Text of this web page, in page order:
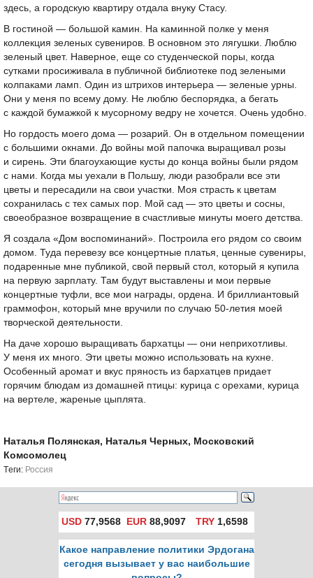
здесь, а городскую квартиру отдала внуку Стасу.
В гостиной — большой камин. На каминной полке у меня
коллекция зеленых сувениров. В основном это лягушки. Люблю
зеленый цвет. Наверное, еще со студенческой поры, когда
сутками просиживала в публичной библиотеке под зелеными
колпаками ламп. Один из штрихов интерьера — зеленые урны.
Они у меня по всему дому. Не люблю беспорядка, а бегать
с каждой бумажкой к мусорному ведру не хочется. Очень удобно.
Но гордость моего дома — розарий. Он в отдельном помещении
с большими окнами. До войны мой папочка выращивал розы
и сирень. Эти благоухающие кусты до конца войны были рядом
с нами. Когда мы уехали в Польшу, люди разобрали все эти
цветы и пересадили на свои участки. Моя страсть к цветам
сохранилась с тех самых пор. Мой сад — это цветы и сосны,
своеобразное возвращение в счастливые минуты моего детства.
Я создала «Дом воспоминаний». Построила его рядом со своим
домом. Туда перевезу все концертные платья, ценные сувениры,
подаренные мне публикой, свой первый стол, который я купила
на первую зарплату. Там будут выставлены и мои первые
концертные туфли, все мои награды, ордена. И бриллиантовый
граммофон, который мне вручили по случаю 50-летия моей
творческой деятельности.
На даче хорошо выращивать бархатцы — они неприхотливы.
У меня их много. Эти цветы можно использовать на кухне.
Особенный аромат и вкус пряность из бархатцев придает
горячим блюдам из домашней птицы: курица с орехами, курица
на вертеле, жареные цыплята.
Наталья Полянская, Наталья Черных, Московский
Комсомолец
Tеги: Россия
USD 77,9568 EUR 88,9097 TRY1,6598
Какое направление политики Эрдогана
сегодня вызывает у вас наибольшие